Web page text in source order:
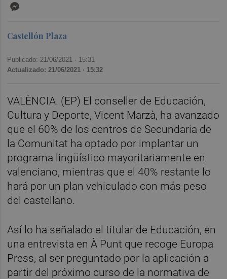
Castellón Plaza
Publicado: 21/06/2021 · 15:31
Actualizado: 21/06/2021 · 15:32
VALÈNCIA. (EP) El conseller de Educación,
Cultura y Deporte, Vicent Marzà, ha avanzado
que el 60% de los centros de Secundaria de
la Comunitat ha optado por implantar un
programa lingüístico mayoritariamente en
valenciano, mientras que el 40% restante lo
hará por un plan vehiculado con más peso
del castellano.
Así lo ha señalado el titular de Educación, en
una entrevista en À Punt que recoge Europa
Press, al ser preguntado por la aplicación a
partir del próximo curso de la normativa de